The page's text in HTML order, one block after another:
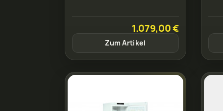
1.079,00 €
Zum Artikel